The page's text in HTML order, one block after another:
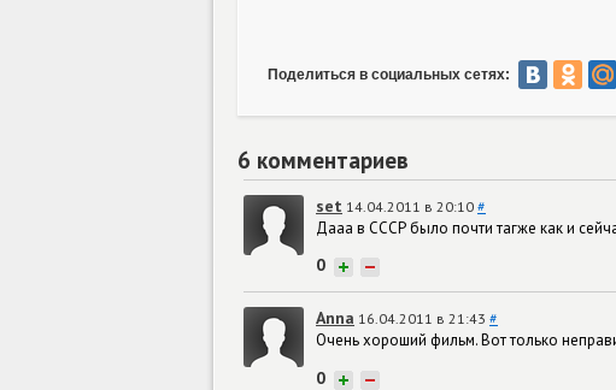
Поделиться в социальных сетях:
6 комментариев
set 14.04.2011 в 20:10 #
Дааа в СССР было почти тагже как и
0 + −
Anna 16.04.2011 в 21:43 #
Очень хороший фильм. Вот только
0 + −